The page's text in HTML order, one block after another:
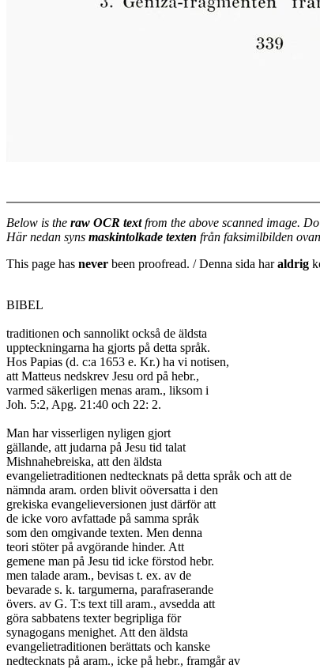
Below is the raw OCR textfrom the above scanned image.
Här nedan syns maskintolkade texten från faksimilbilden
This page has never been proofread. / Denna sida haraldrig
BIBEL
traditionen och sannolikt också de äldsta
uppteckningarna ha gjorts på detta språk.
Hos Papias (d. c:a 1653 e. Kr.) ha vi notisen,
att Matteus nedskrev Jesu ord på hebr.,
varmed säkerligen menas aram., liksom i
Joh. 5:2, Apg. 21:40 och 22: 2.
Man har visserligen nyligen gjort
gällande, att judarna på Jesu tid talat
Mishnahebreiska, att den äldsta
evangelietraditionen nedtecknats på detta språk och att de
nämnda aram. orden blivit oöversatta i den
grekiska evangelieversionen just därför att
de icke voro avfattade på samma språk
som den omgivande texten. Men denna
teori stöter på avgörande hinder. Att
gemene man på Jesu tid icke förstod hebr.
men talade aram., bevisas t. ex. av de
bevarade s. k. targumerna, parafraserande
övers. av G. T:s text till aram., avsedda att
göra sabbatens texter begripliga för
synagogans menighet. Att den äldsta
evangelietraditionen berättats och kanske
nedtecknats på aram., icke på hebr., framgår av